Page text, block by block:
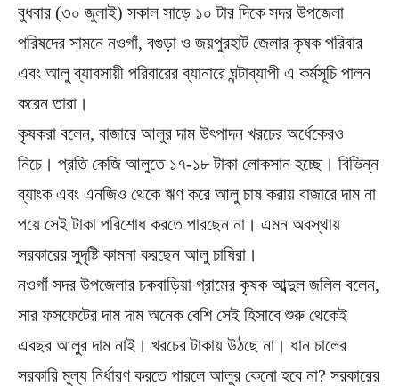
বুধবার (৩০ জুলাই) সকাল সাড়ে ১০ টার দিকে সদর উপজেলা
পরিষদের সামনে নওগাঁ, বগুড়া ও জয়পুরহাট জেলার কৃষক পরিবার
এবং আলু ব্যাবসায়ী পরিবারের ব্যানারে ঘন্টাব্যাপী এ কর্মসূচি পালন
করেন তারা।
কৃষকরা বলেন, বাজারে আলুর দাম উৎপাদন খরচের অর্ধেকেরও
নিচে। প্রতি কেজি আলুতে ১৭-১৮ টাকা লোকসান হচ্ছে। বিভিন্ন
ব্যাংক এবং এনজিও থেকে ঋণ করে আলু চাষ করায় বাজারে দাম না
পয়ে সেই টাকা পরিশোধ করতে পারছেন না। এমন অবস্থায়
সরকারের সুদৃষ্টি কামনা করছেন আলু চাষিরা।
নওগাঁ সদর উপজেলার চকবাড়িয়া গ্রামের কৃষক আব্দুল জলিল বলেন,
সার ফসফেটের দাম দাম অনেক বেশি সেই হিসাবে শুরু থেকেই
এবছর আলুর দাম নাই। খরচের টাকায় উঠছে না। ধান চালের
সরকারি মূল্য নির্ধারণ করতে পারলে আলুর কেনো হবে না? সরকারের